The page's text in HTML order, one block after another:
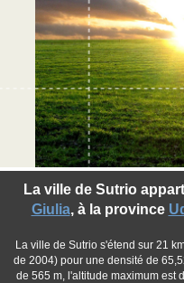
La ville de Sutrio
Giulia, à la province
La ville de Sutrio s'étend sur 21
de 2004) pour une densité de
de 565 m, l'altitude maximum est